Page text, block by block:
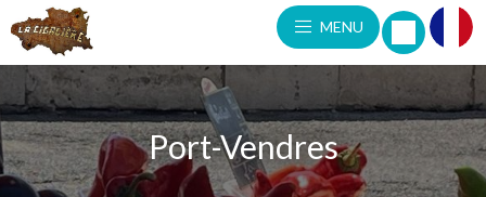
MENU
Port-Vendres